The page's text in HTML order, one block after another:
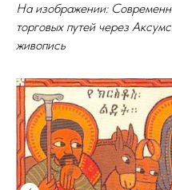
На изображении:
торговых путей через
живопись